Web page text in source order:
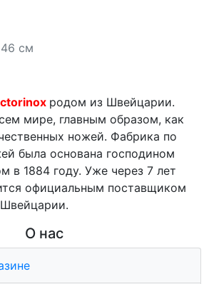
см
родом из Швейцарии.
мире, главным образом, как
ножей. Фабрика по
была основана господином
в 1884 году. Уже через 7 лет
официальным поставщиком
О нас